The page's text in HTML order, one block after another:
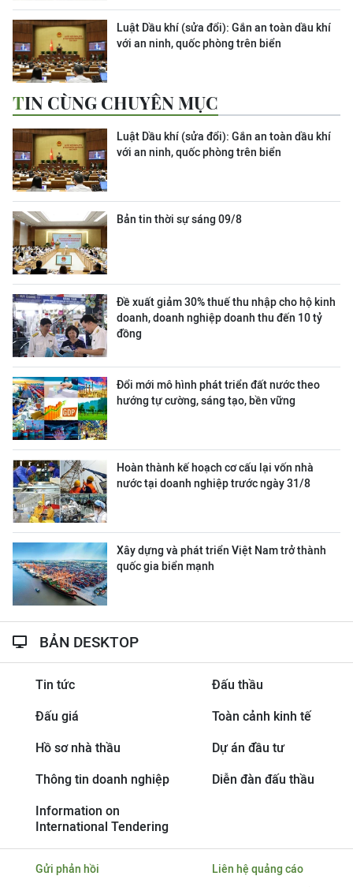
Luật Dầu khí (sửa đổi): Gắn an toàn dầu khí
với an ninh, quốc phòng trên biển
TIN CÙNG CHUYÊN MỤC
Luật Dầu khí (sửa đổi): Gắn an toàn dầu khí
với an ninh, quốc phòng trên biển
Bản tin thời sự sáng 09/8
Đề xuất giảm 30% thuế thu nhập cho hộ kinh
doanh, doanh nghiệp doanh thu đến 10 tỷ
đồng
Đổi mới mô hình phát triển đất nước theo
hướng tự cường, sáng tạo, bền vững
Hoàn thành kế hoạch cơ cấu lại vốn nhà
nước tại doanh nghiệp trước ngày 31/8
Xây dựng và phát triển Việt Nam trở thành
quốc gia biển mạnh
BẢN DESKTOP
Tin tức Đấu thầu
Đấu giá Toàn cảnh kinh tế
Hồ sơ nhà thầu Dự án đầu tư
Thông tin doanh nghiệp Diễn đàn đấu thầu
Information on
International Tendering
Gửi phản hồi
Liên hệ quảng cáo